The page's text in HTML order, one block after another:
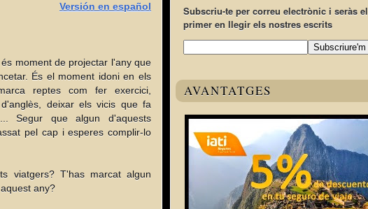
Versión en español
moment de projectar l'any que
És el moment idoni en els
reptes com fer exercici,
deixar els vicis que fa
Segur que algun d'aquests
pel cap i esperes complir-lo
viatgers? T'has marcat algun
any?
Subscriu-te per correu electrònic i seràs el
primer en llegir els nostres escrits
AVANTATGES